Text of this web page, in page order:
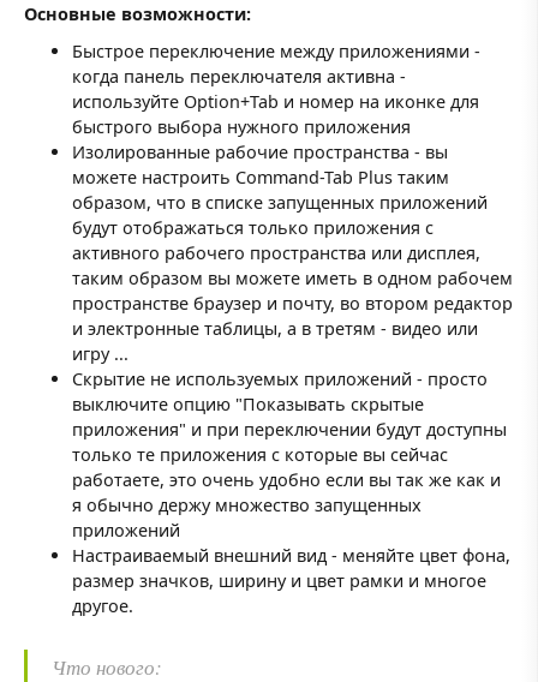
Основные возможности:
Быстрое переключение между приложениями -
когда панель переключателя активна -
используйте Option+Tab и номер на иконке для
быстрого выбора нужного приложения
Изолированные рабочие пространства - вы
можете настроить Command-Tab Plus таким
образом, что в списке запущенных приложений
будут отображаться только приложения с
активного рабочего пространства или дисплея,
таким образом вы можете иметь в одном рабочем
пространстве браузер и почту, во втором редактор
и электронные таблицы, а в третям - видео или
игру ...
Скрытие не используемых приложений - просто
выключите опцию "Показывать скрытые
приложения" и при переключении будут доступны
только те приложения с которые вы сейчас
работаете, это очень удобно если вы так же как и
я обычно держу множество запущенных
приложений
Настраиваемый внешний вид - меняйте цвет фона,
размер значков, ширину и цвет рамки и многое
другое.
Что нового: